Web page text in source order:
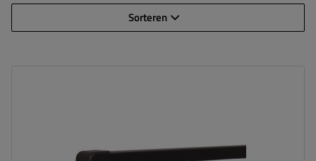
Sorteren